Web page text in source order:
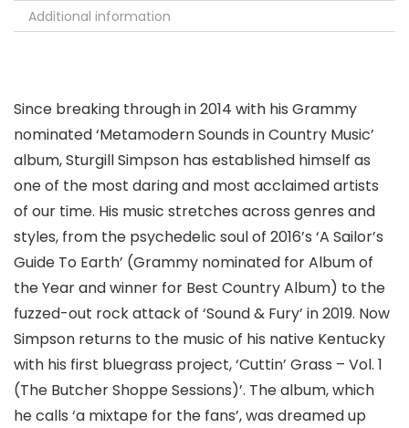
Additional information
Since breaking through in 2014 with his Grammy
nominated ‘Metamodern Sounds in Country Music’
album, Sturgill Simpson has established himself as
one of the most daring and most acclaimed artists
of our time. His music stretches across genres and
styles, from the psychedelic soul of 2016’s ‘A Sailor’s
Guide To Earth’ (Grammy nominated for Album of
the Year and winner for Best Country Album) to the
fuzzed-out rock attack of ‘Sound & Fury’ in 2019. Now
Simpson returns to the music of his native Kentucky
with his first bluegrass project, ‘Cuttin’ Grass – Vol. 1
(The Butcher Shoppe Sessions)’. The album, which
he calls ‘a mixtape for the fans’, was dreamed up